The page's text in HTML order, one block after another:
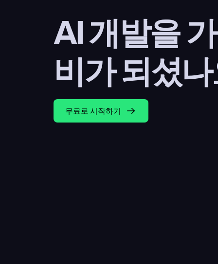
AI 개발을
비가 되셨
무료로 시작하기